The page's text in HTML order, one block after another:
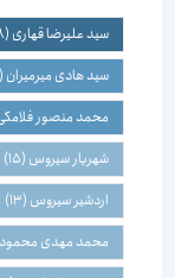
سید علیرضا قهاری(168)
سید هادی میرمیران(18)
محمد منصور فلامکی(16)
شهریار سیروس(15)
اردشیر سیروس(13)
محمد مهدی محمودی(13)